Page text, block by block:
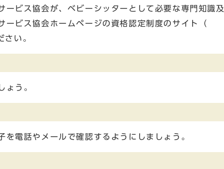
ビス協会が、ベビーシッターとして必要な専門知識及
ビス協会ホームページの資格認定制度のサイト（
い。
ょう。
電話やメールで確認するようにしましょう。